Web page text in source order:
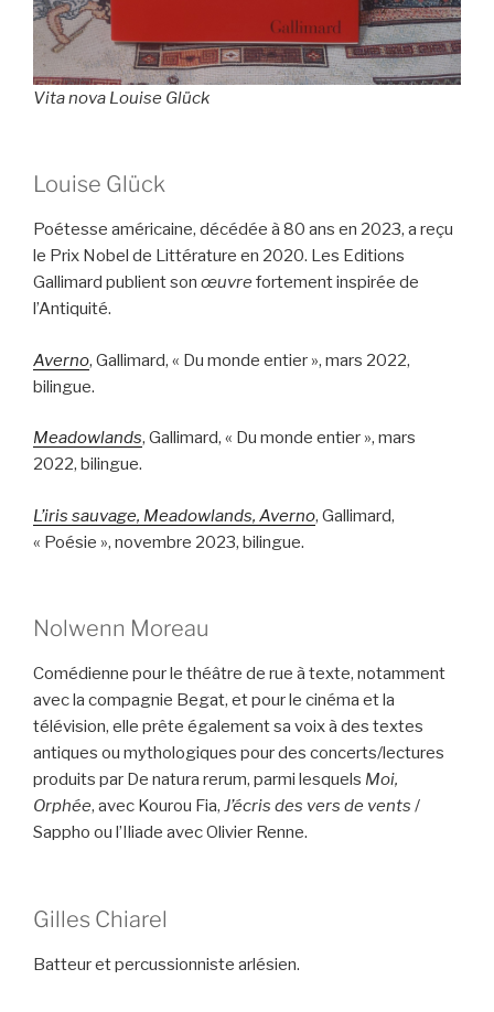
Vita nova Louise Glück
Louise Glück
Poétesse américaine, décédée à 80 ans en 2023, a reçu
le Prix Nobel de Littérature en 2020. Les Editions
Gallimard publient son œuvre fortement inspirée de
l’Antiquité.
Averno, Gallimard, « Du monde entier », mars 2022,
bilingue.
Meadowlands, Gallimard, « Du monde entier », mars
2022, bilingue.
L’iris sauvage, Meadowlands, Averno, Gallimard,
« Poésie », novembre 2023, bilingue.
Nolwenn Moreau
Comédienne pour le théâtre de rue à texte, notamment
avec la compagnie Begat, et pour le cinéma et la
télévision, elle prête également sa voix à des textes
antiques ou mythologiques pour des concerts/lectures
produits par De natura rerum, parmi lesquels Moi,
Orphée, avec Kourou Fia, J’écris des vers de vents /
Sappho ou l’Iliade avec Olivier Renne.
Gilles Chiarel
Batteur et percussionniste arlésien.